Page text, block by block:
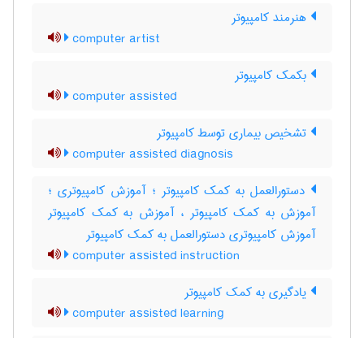
هنرمند کامپیوتر
computer artist
بکمک کامپیوتر
computer assisted
تشخیص بیماری توسط کامپیوتر
computer assisted diagnosis
دستورالعمل به کمک کامپیوتر ؛ آموزش کامپیوتری ؛
آموزش به کمک کامپیوتر ، آموزش به کمک کامپیوتر
آموزش کامپیوتری دستورالعمل به کمک کامپیوتر
computer assisted instruction
یادگیری به کمک کامپیوتر
computer assisted learning